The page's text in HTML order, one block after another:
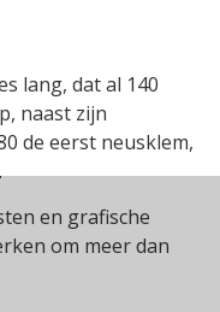
lang, dat al 140
naast zijn
de eerst neusklem,
en grafische
om meer dan